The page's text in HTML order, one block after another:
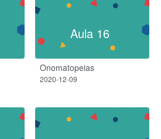
Aula 16
Onomatopeias
2020-12-09